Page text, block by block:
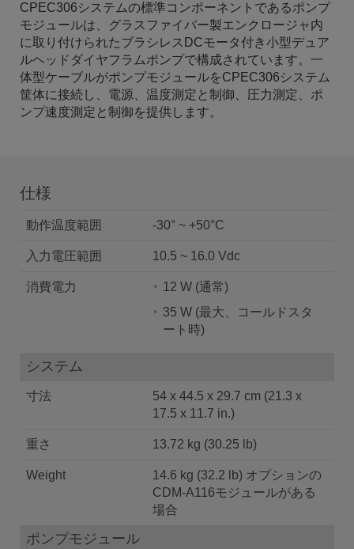
CPEC306システムの標準コンポーネントであるポンプ
モジュールは、グラスファイバー製エンクロージャ内
に取り付けられたブラシレスDCモータ付き小型デュア
ルヘッドダイヤフラムポンプで構成されています。一
体型ケーブルがポンプモジュールをCPEC306システム
筐体に接続し、電源、温度測定と制御、圧力測定、ポ
ンプ速度測定と制御を提供します。
仕様
動作温度範囲 -30° ~ +50°C
入力電圧範囲 10.5 ~ 16.0 Vdc
消費電力
12 W (通常)
35 W (最大、コールドスタ
ート時)
システム
寸法
54 x 44.5 x 29.7 cm (21.3 x
17.5 x 11.7 in.)
重さ 13.72 kg (30.25 lb)
Weight
14.6 kg (32.2 lb) オプションの
CDM-A116モジュールがある
場合
ポンプモジュール